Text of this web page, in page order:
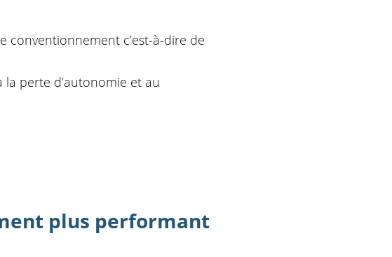
conventionnement c’est-à-dire de
perte d’autonomie et au
plus performant